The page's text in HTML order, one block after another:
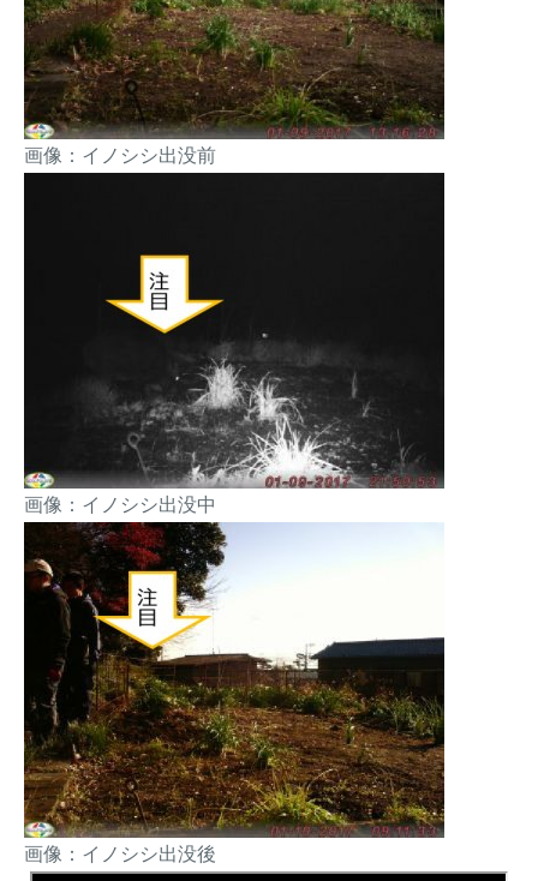
画像：イノシシ出没前
画像：イノシシ出没中
画像：イノシシ出没後